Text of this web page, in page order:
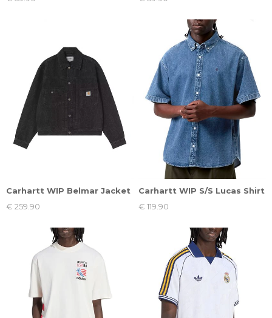
Carhartt WIP Belmar Jacket
€ 259.90
Carhartt WIP S/S Lucas Shirt
€ 119.90